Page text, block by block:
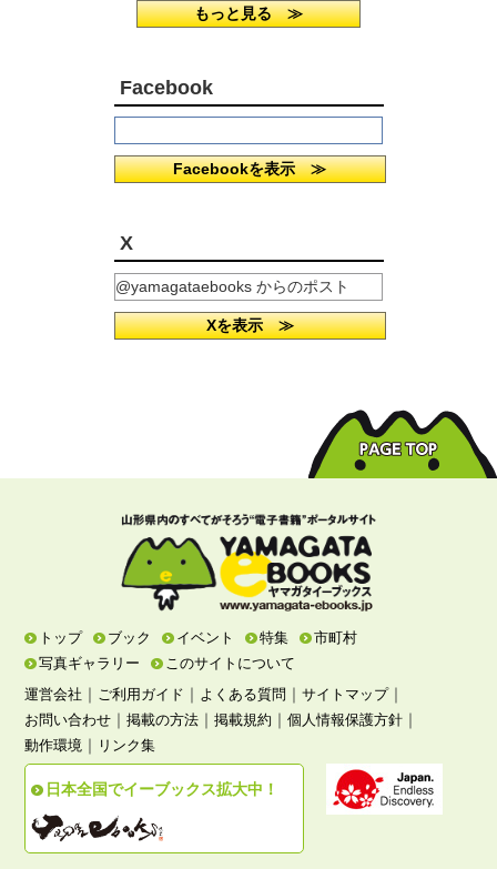
もっと見る ≫
Facebook
Facebookを表示 ≫
X
@yamagataebooks からのポスト
Xを表示 ≫
トップ ブック イベント 特集
市町村
写真ギャラリー
このサイトについて
運営会社 ｜ ご利用ガイド ｜ よくある質問 ｜サイトマップ｜
お問い合わせ ｜掲載の方法 ｜掲載規約 ｜個人情報保護方針 ｜
動作環境 ｜ リンク集
日本全国でイーブックス拡大中！